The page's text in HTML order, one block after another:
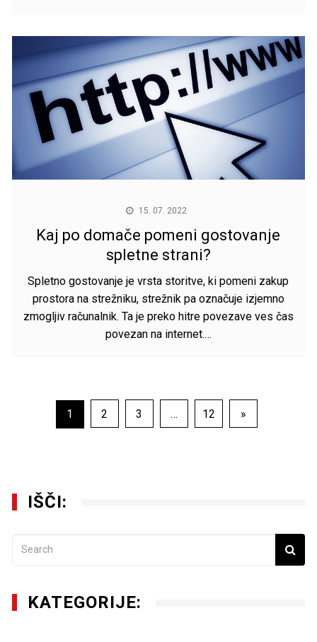
15. 07. 2022
Kaj po domače pomeni gostovanje
spletne strani?
Spletno gostovanje je vrsta storitve, ki pomeni zakup
prostora na strežniku, strežnik pa označuje izjemno
zmogljiv računalnik. Ta je preko hitre povezave ves čas
povezan na internet.…
Navigacija
prispevkov
1 2 3 … 12 »
IŠČI:
KATEGORIJE: